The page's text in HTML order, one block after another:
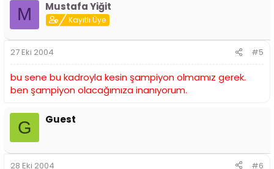
M Mustafa Yiğit
Kayıtlı Üye
27 Eki 2004 #5
bu sene bu kadroyla kesin şampiyon olmamız gerek.
ben şampiyon olacağımıza inanıyorum.
G Guest
28 Eki 2004 #6